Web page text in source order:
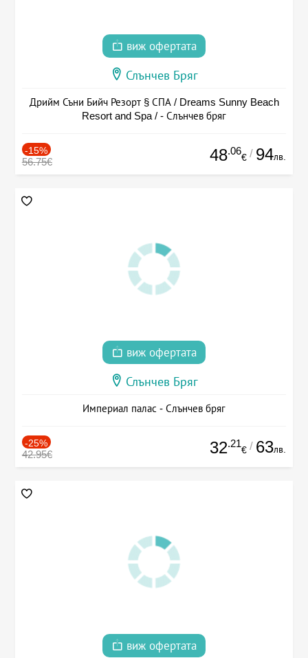
виж офертата
Слънчев Бряг
Дрийм Съни Бийч Резорт § СПА / Dreams Sunny Beach
Resort and Spa / - Слънчев бряг
-15%
56.75€ 48.06
€ / 94лв.
виж офертата
Слънчев Бряг
Империал палас - Слънчев бряг
-25%
42.95€ 32.21
€ / 63лв.
виж офертата